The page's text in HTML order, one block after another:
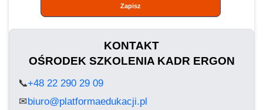
Zapisz
KONTAKT
OŚRODEK SZKOLENIA KADR ERGON
📞+48 22 290 29 09
✉biuro@platformaedukacji.pl